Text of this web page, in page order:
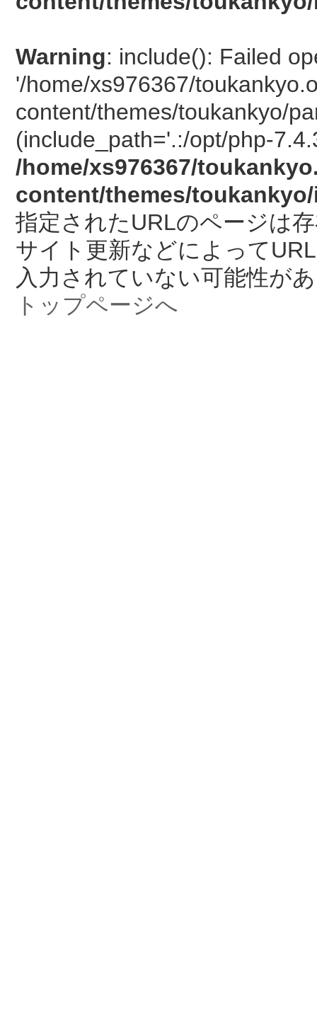
Warning: include(): Failed
'/home/xs976367/
content/themes/toukankyo/
(include_path='.:/opt/php-
/home/xs976367/
content/themes/
指定されたURLのページは
サイト更新などによって
入力されていない可能性が
トップページへ